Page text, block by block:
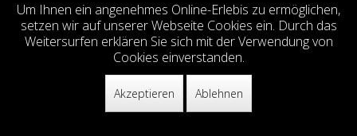
Um Ihnen ein angenehmes Online-Erlebis zu ermöglichen,
setzen wir auf unserer Webseite Cookies ein. Durch das
Weitersurfen erklären Sie sich mit der Verwendung von
Cookies einverstanden.
Akzeptieren Ablehnen